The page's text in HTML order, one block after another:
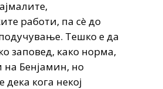
работи, па сè до
Тешко е да
заповед, како норма,
Бенјамин, но
дека кога некој